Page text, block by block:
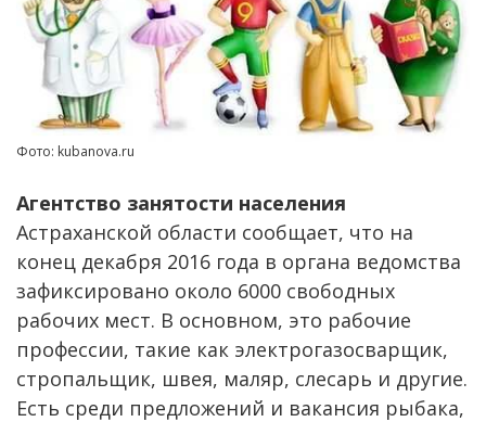
Фото: kubanova.ru
Агентство занятости населения
Астраханской области сообщает, что на
конец декабря 2016 года в органа ведомства
зафиксировано около 6000 свободных
рабочих мест. В основном, это рабочие
профессии, такие как электрогазосварщик,
стропальщик, швея, маляр, слесарь и другие.
Есть среди предложений и вакансия рыбака,